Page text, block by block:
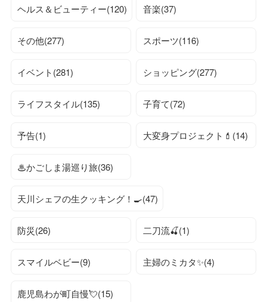
ヘルス＆ビューティー(120) 音楽(37)
その他(277) スポーツ(116)
イベント(281) ショッピング(277)
ライフスタイル(135) 子育て(72)
予告(1) 大変身プロジェクト💄(14)
♨かごしま湯巡り旅(36)
天川シェフの生クッキング！🍳(47)
防災(26) 二刀流🍒(1)
スマイルベビー(9) 主婦のミカタ✨(4)
鹿児島わが町自慢💘(15)